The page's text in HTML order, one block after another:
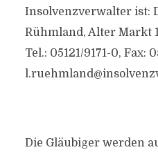
Insolvenzverwalter ist:
Rühmland, Alter Markt
Tel.: 05121/9171-0, Fax:
Die Gläubiger werden